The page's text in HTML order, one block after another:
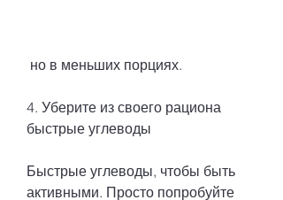
но в меньших порциях.
4. Уберите из своего рациона
быстрые углеводы
Быстрые углеводы, чтобы быть
активными. Просто попробуйте